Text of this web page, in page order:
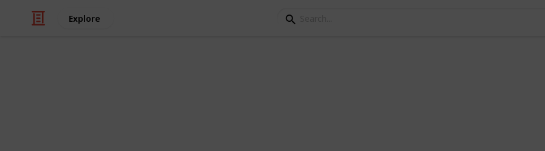
Explore